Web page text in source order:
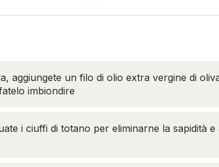
aggiungete un filo di olio extra vergine di
imbiondire
i ciuffi di totano per eliminarne la sapidità